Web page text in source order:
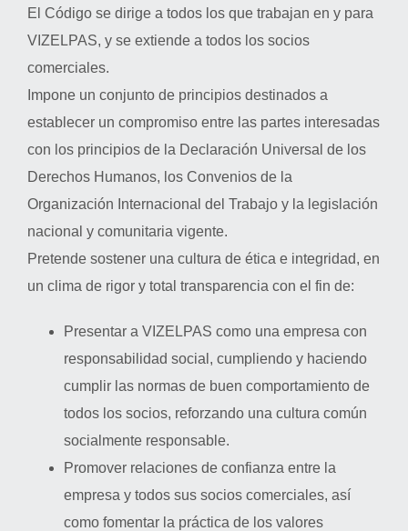
El Código se dirige a todos los que trabajan en y para
VIZELPAS, y se extiende a todos los socios
comerciales.
Impone un conjunto de principios destinados a
establecer un compromiso entre las partes interesadas
con los principios de la Declaración Universal de los
Derechos Humanos, los Convenios de la
Organización Internacional del Trabajo y la legislación
nacional y comunitaria vigente.
Pretende sostener una cultura de ética e integridad, en
un clima de rigor y total transparencia con el fin de:
Presentar a VIZELPAS como una empresa con
responsabilidad social, cumpliendo y haciendo
cumplir las normas de buen comportamiento de
todos los socios, reforzando una cultura común
socialmente responsable.
Promover relaciones de confianza entre la
empresa y todos sus socios comerciales, así
como fomentar la práctica de los valores